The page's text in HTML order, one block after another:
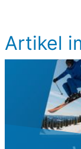
Artikel